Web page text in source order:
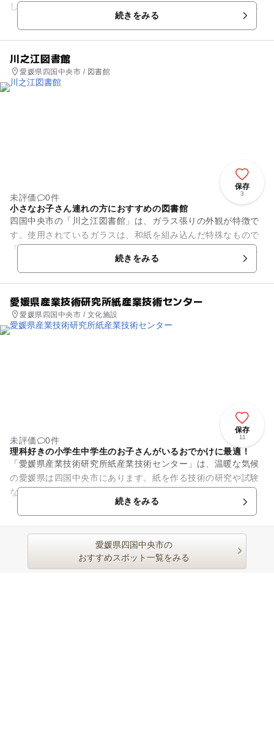
しめるアットホームな図書館です。おやこ図書館では、奇数月
に1回おはなし会「おはなし...続きをみる
川之江図書館
愛媛県四国中央市 / 図書館
保存
3
未評価
0件
小さなお子さん連れの方におすすめの図書館
四国中央市の「川之江図書館」は、ガラス張りの外観が特徴で
す。使用されているガラスは、和紙を組み込んだ特殊なもので
「紙細工のよう」とたとえられる優しい印象の建物です。館内
の2階部分には子どもの図書...続きをみる
愛媛県産業技術研究所紙産業技術センター
愛媛県四国中央市 / 文化施設
保存
11
未評価
0件
理科好きの小学生中学生のお子さんがいるおでかけに最適！
「愛媛県産業技術研究所紙産業技術センター」は、温暖な気候
の愛媛県は四国中央市にあります。紙を作る技術の研究や試験
などを繰り返しています。また紙産業の技術支援と紙の文化活
動や普及にも努めている研究...続きをみる
愛媛県四国中央市の
おすすめスポット一覧をみる